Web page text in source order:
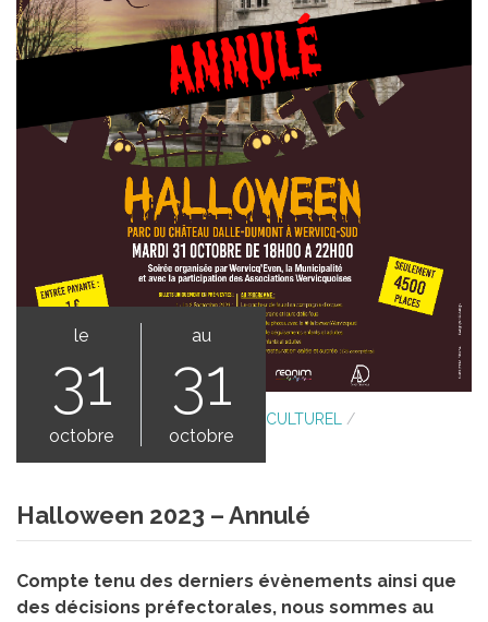
GRANDS ÉVÉNEMENTS/ AGENDA CULTUREL
/
MANIFESTATIONS ASSOCIATIVES
le
31
octobre
au
31
octobre
Halloween 2023 – Annulé
Compte tenu des derniers évènements ainsi que
des décisions préfectorales, nous sommes au